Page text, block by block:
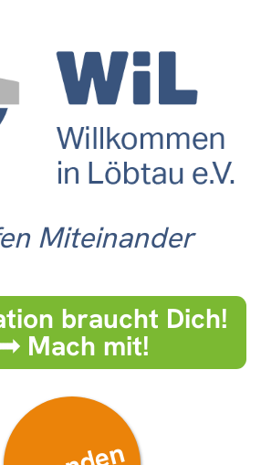
Miteinander
braucht Dich!
Mach mit!